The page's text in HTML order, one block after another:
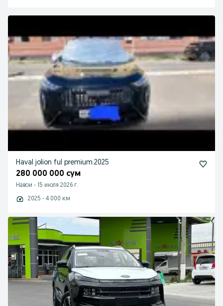
Haval jolion ful premium.2025
280 000 000 сум
Навои - 15 июля 2026 г.
2025 - 4 000 км